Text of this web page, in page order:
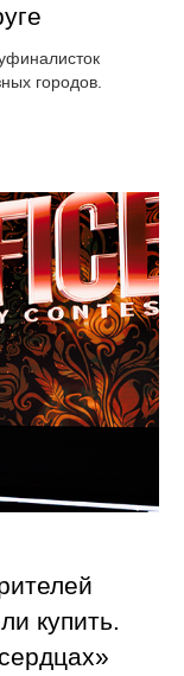
городов.
купить.